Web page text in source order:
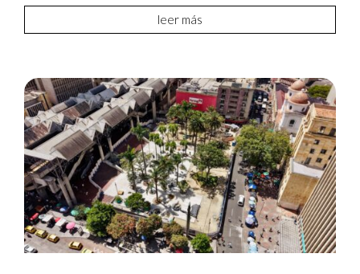
leer más